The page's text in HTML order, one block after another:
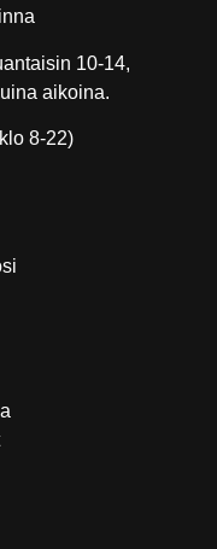
10-14,
aikoina.
8-22)